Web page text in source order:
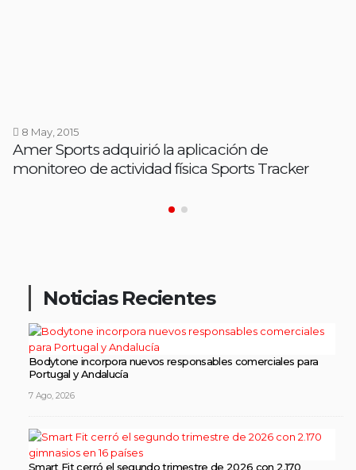
8 May, 2015
Amer Sports adquirió la aplicación de
monitoreo de actividad física Sports Tracker
Noticias Recientes
Bodytone incorpora nuevos responsables comerciales para
Portugal y Andalucía
7 Ago, 2026
Smart Fit cerró el segundo trimestre de 2026 con 2.170